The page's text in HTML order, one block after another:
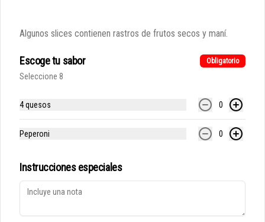
Conócenos
Despacho
Términos y condiciones
Redes sociales
Mi cuenta
Iniciar sesión
Algunos slices contienen rastros de frutos secos y maní.
Escoge tu sabor Obligatorio
Seleccione 8
4 quesos 0
Peperoni 0
Instrucciones especiales